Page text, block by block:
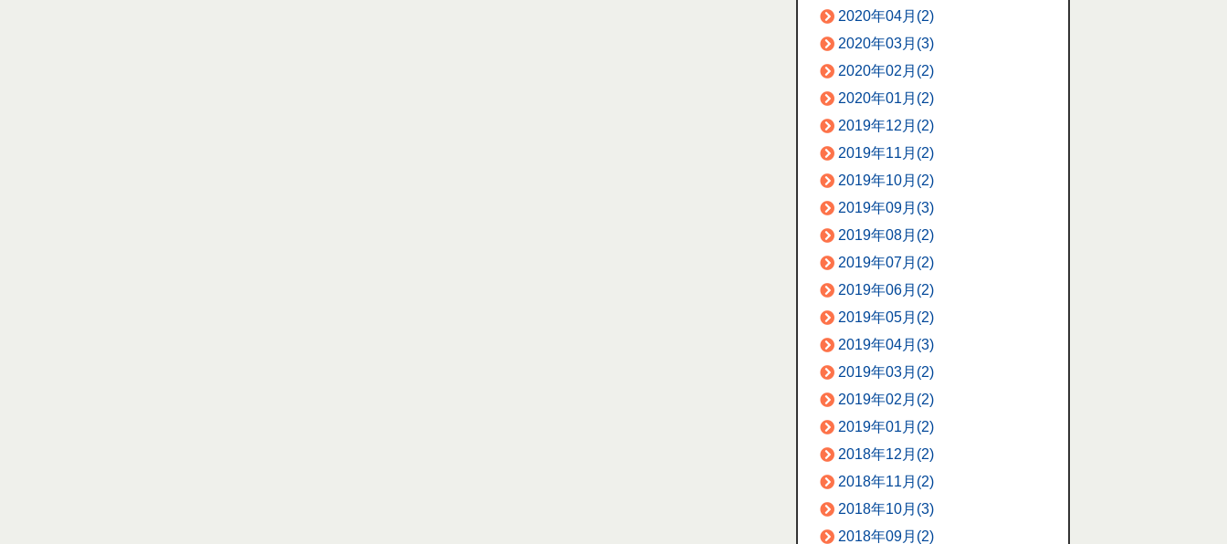
2020年04月(2)
2020年03月(3)
2020年02月(2)
2020年01月(2)
2019年12月(2)
2019年11月(2)
2019年10月(2)
2019年09月(3)
2019年08月(2)
2019年07月(2)
2019年06月(2)
2019年05月(2)
2019年04月(3)
2019年03月(2)
2019年02月(2)
2019年01月(2)
2018年12月(2)
2018年11月(2)
2018年10月(3)
2018年09月(2)